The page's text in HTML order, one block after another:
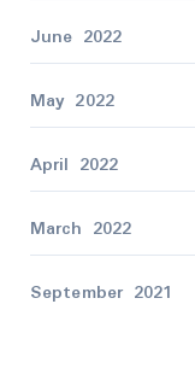
June 2022
May 2022
April 2022
March 2022
September 2021